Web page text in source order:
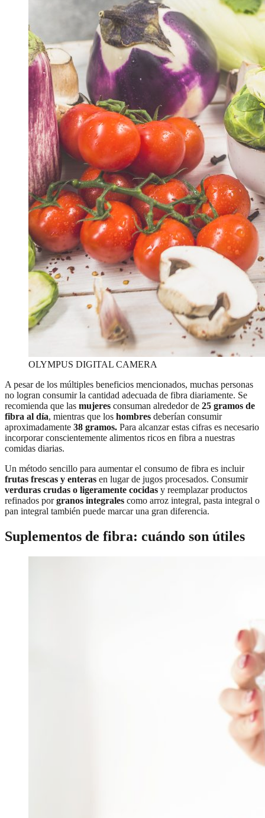
OLYMPUS DIGITAL CAMERA
A pesar de los múltiples beneficios mencionados, muchas personas
no logran consumir la cantidad adecuada de fibra diariamente. Se
recomienda que las mujeres consuman alrededor de 25 gramos de
fibra al día, mientras que los hombres deberían consumir
aproximadamente 38 gramos. Para alcanzar estas cifras es necesario
incorporar conscientemente alimentos ricos en fibra a nuestras
comidas diarias.
Un método sencillo para aumentar el consumo de fibra es incluir
frutas frescas y enteras en lugar de jugos procesados. Consumir
verduras crudas o ligeramente cocidas y reemplazar productos
refinados porgranos integrales como arroz integral, pasta integral o
pan integral también puede marcar una gran diferencia.
Suplementos de fibra: cuándo son útiles